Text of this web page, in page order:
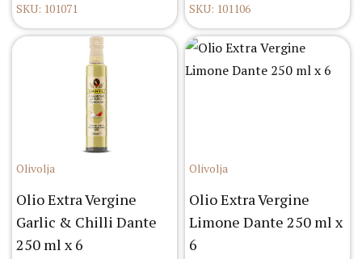
SKU: 101071 SKU: 101106
Olivolja
Olio Extra Vergine
Garlic & Chilli Dante
250 ml x 6
Olivolja
Olio Extra Vergine
Limone Dante 250 ml x
6